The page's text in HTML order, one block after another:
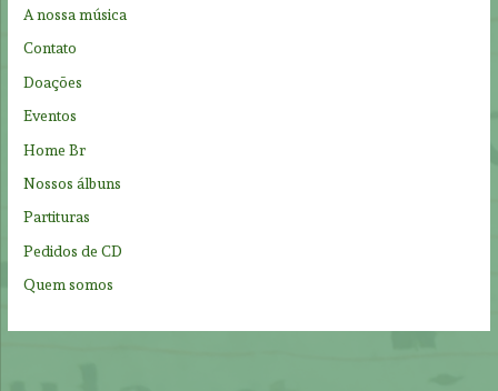
:
A nossa música
Contato
Doações
Eventos
Home Br
Nossos álbuns
Partituras
Pedidos de CD
Quem somos